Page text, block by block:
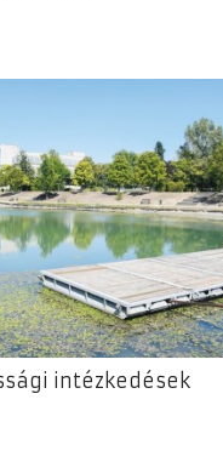
intézkedések